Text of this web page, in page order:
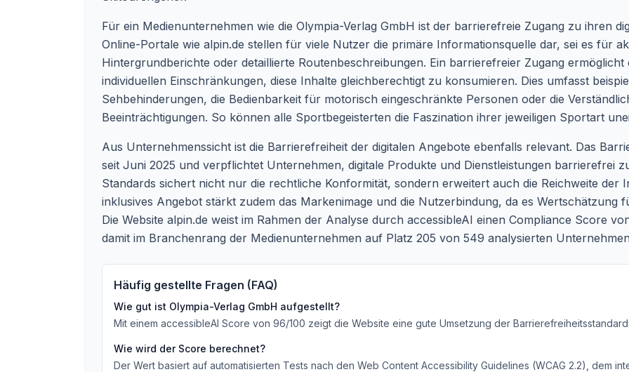
Für ein Medienunternehmen wie die Olympia-Verlag GmbH ist der barrierefreie Zugang zu ihren
Online-Portale wie alpin.de stellen für viele Nutzer die primäre Informationsquelle dar, sei es für
Hintergrundberichte oder detaillierte Routenbeschreibungen. Ein barrierefreier Zugang
individuellen Einschränkungen, diese Inhalte gleichberechtigt zu konsumieren. Dies umfasst
Sehbehinderungen, die Bedienbarkeit für motorisch eingeschränkte Personen oder die
Beeinträchtigungen. So können alle Sportbegeisterten die Faszination ihrer jeweiligen Sportart
Aus Unternehmenssicht ist die Barrierefreiheit der digitalen Angebote ebenfalls relevant. Das
seit Juni 2025 und verpflichtet Unternehmen, digitale Produkte und Dienstleistungen barrierefrei
Standards sichert nicht nur die rechtliche Konformität, sondern erweitert auch die Reichweite der
inklusives Angebot stärkt zudem das Markenimage und die Nutzerbindung, da es Wertschätzung
Die Website alpin.de weist im Rahmen der Analyse durch accessibleAI einen Compliance Score
damit im Branchenrang der Medienunternehmen auf Platz 205 von 549 analysierten
Häufig gestellte Fragen (FAQ)
Wie gut ist Olympia-Verlag GmbH aufgestellt?
Mit einem accessibleAI Score von 96/100 zeigt die Website eine gute Umsetzung der
Wie wird der Score berechnet?
Der Wert basiert auf automatisierten Tests nach den Web Content Accessibility Guidelines (WCAG 2.2), dem